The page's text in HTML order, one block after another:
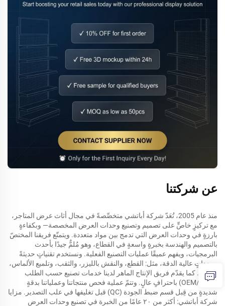
عن شركتنا
منذ عام 2005، تُعَدّ شركة أباتشي متخصِّصةً في مجال أثاث عرض المتاجر،
مع تركيزٍ خاصٍّ على تصميم وتصنيع وحدات العرض المخصصة— وبكفاءةٍ
بارزةٍ في وحدات العرض التي تدمج بين مواد متعددة. ويتمتّع فريقنا المختصّ
بالتصميم والهندسة بخبرةٍ واسعةٍ في القطاع، وهو مُلمٌّ جيدًا بأحدث
البرمجيات، ويفهم عميقًا عمليات التصنيع الفعلية. ونستخدم تقنياتٍ حديثةً
ومعداتٍ عالية الدقة، مثل: القطع، والنقش بالليزر، والثقب، وتلميع الألماس،
وغيرها. كما يقدّم فريق الإنتاج الماهر لدينا خدمات تصنيع حسب الطلب
(OEM/ODM) باحترافٍ عالٍ. وتتمّ عملية فحص منتجاتنا وعملياتنا بدقةٍ
شديدةٍ من قِبل قسم ضبط الجودة (QC) قبل تغليفها في علب التصدير. مزايا
شركة أباتشي: أكثر من ٢٠ عامًا من الخبرة في تصنيع وحدات العرض